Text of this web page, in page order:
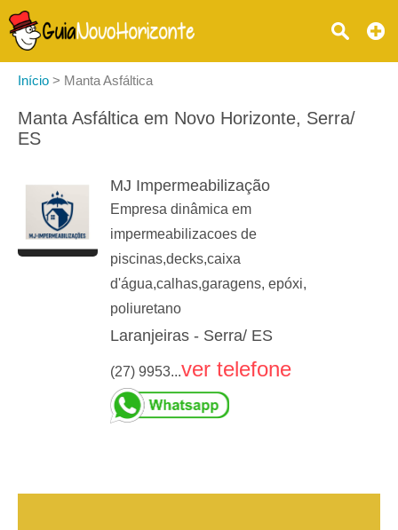
Início > Manta Asfáltica
Manta Asfáltica em Novo Horizonte, Serra/
ES
MJ Impermeabilização
Empresa dinâmica em
impermeabilizacoes de
piscinas,decks,caixa
d'água,calhas,garagens, epóxi,
poliuretano
Laranjeiras - Serra/ ES
(27) 9953...ver telefone